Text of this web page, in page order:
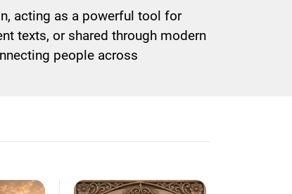
acting as a powerful tool for
texts, or shared through modern
people across